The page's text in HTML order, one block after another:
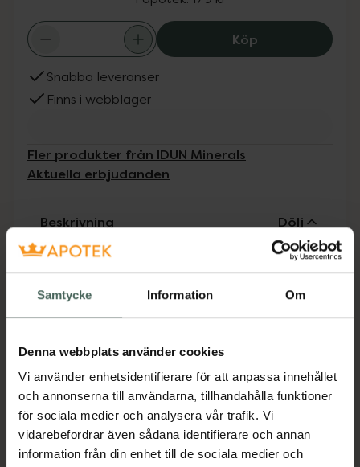
Samtycke Information Om
Denna webbplats använder cookies
Vi använder enhetsidentifierare för att anpassa innehållet
och annonserna till användarna, tillhandahålla funktioner
för sociala medier och analysera vår trafik. Vi
vidarebefordrar även sådana identifierare och annan
information från din enhet till de sociala medier och
KöpIDUN Minerals
Snabba leveranser
Finns i webblager
Fler produkter från IDUN Minerals
Aktuella erbjudanden
Beskrivning Dölj
ett krämigt läppstift och långvarig läppenna.
Den ger dig intensiv färg, full täckning och
vårdar och hindrar att läpparna känns torra.
med heltäckande resultat och samtidigt inte
torkar ut läpparna en är detta en produkt för
dig. Det Innehåller inte talk, parfym, cykliska
silikoner eller bismuth. 100% Vegansk.